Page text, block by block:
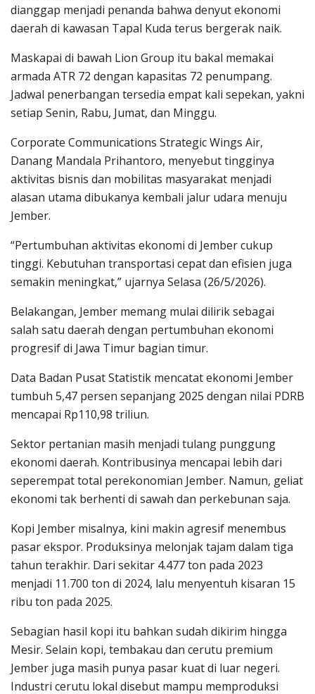
dianggap menjadi penanda bahwa denyut ekonomi
daerah di kawasan Tapal Kuda terus bergerak naik.
Maskapai di bawah Lion Group itu bakal memakai
armada ATR 72 dengan kapasitas 72 penumpang.
Jadwal penerbangan tersedia empat kali sepekan, yakni
setiap Senin, Rabu, Jumat, dan Minggu.
Corporate Communications Strategic Wings Air,
Danang Mandala Prihantoro, menyebut tingginya
aktivitas bisnis dan mobilitas masyarakat menjadi
alasan utama dibukanya kembali jalur udara menuju
Jember.
“Pertumbuhan aktivitas ekonomi di Jember cukup
tinggi. Kebutuhan transportasi cepat dan efisien juga
semakin meningkat,” ujarnya Selasa (26/5/2026).
Belakangan, Jember memang mulai dilirik sebagai
salah satu daerah dengan pertumbuhan ekonomi
progresif di Jawa Timur bagian timur.
Data Badan Pusat Statistik mencatat ekonomi Jember
tumbuh 5,47 persen sepanjang 2025 dengan nilai PDRB
mencapai Rp110,98 triliun.
Sektor pertanian masih menjadi tulang punggung
ekonomi daerah. Kontribusinya mencapai lebih dari
seperempat total perekonomian Jember. Namun, geliat
ekonomi tak berhenti di sawah dan perkebunan saja.
Kopi Jember misalnya, kini makin agresif menembus
pasar ekspor. Produksinya melonjak tajam dalam tiga
tahun terakhir. Dari sekitar 4.477 ton pada 2023
menjadi 11.700 ton di 2024, lalu menyentuh kisaran 15
ribu ton pada 2025.
Sebagian hasil kopi itu bahkan sudah dikirim hingga
Mesir. Selain kopi, tembakau dan cerutu premium
Jember juga masih punya pasar kuat di luar negeri.
Industri cerutu lokal disebut mampu memproduksi